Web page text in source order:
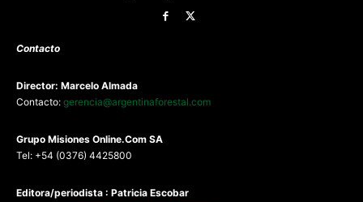
Contacto
Director: Marcelo Almada
Contacto: gerencia@argentinaforestal.com
Grupo Misiones Online.Com SA
Tel: +54 (0376) 4425800
Editora/periodista : Patricia Escobar